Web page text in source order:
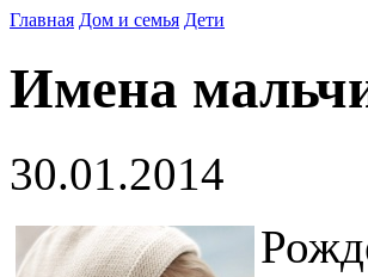
Главная Дом и семья Дети
Имена
30.01.2014